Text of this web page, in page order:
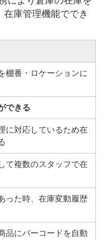
庫管理機能ででき
棚番・ロケーションに
できる
に対応しているため在
て複数のスタッフで在
った時、在庫変動履歴
品にバーコードを自動